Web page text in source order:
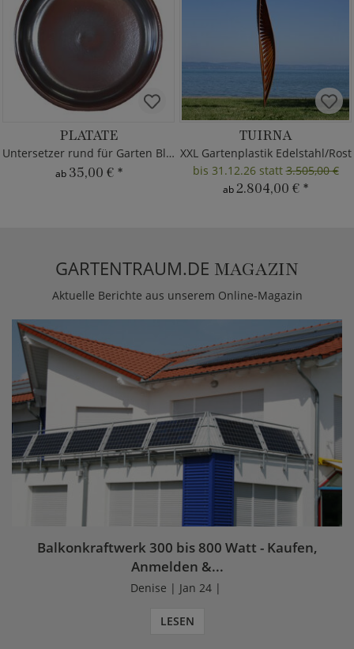
PLATATE
Untersetzer rund für Garten Blumentöpfe
ab 35,00 € *
TUIRNA
XXL Gartenplastik Edelstahl/Rost
bis 31.12.26 statt3.505,00 €
ab2.804,00 € *
GARTENTRAUM.DE MAGAZIN
Aktuelle Berichte aus unserem Online-Magazin
Balkonkraftwerk 300 bis 800 Watt - Kaufen,
Anmelden &...
Denise | Jan 24 |
LESEN